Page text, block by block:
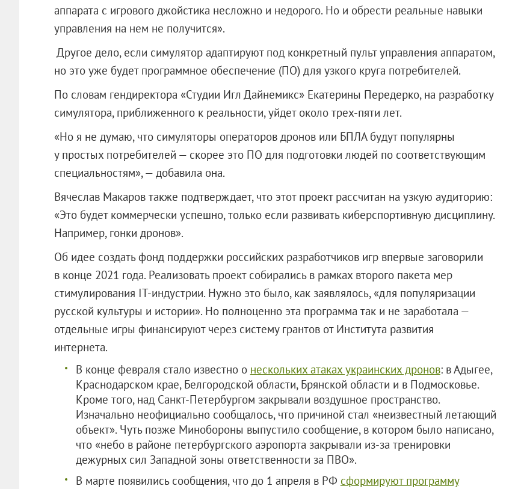
аппарата с игрового джойстика несложно и недорого. Но и обрести реальные навыки
управления на нем не получится».
Другое дело, если симулятор адаптируют под конкретный пульт управления аппаратом,
но это уже будет программное обеспечение (ПО) для узкого круга потребителей.
По словам гендиректора «Студии Игл Дайнемикс» Екатерины Передерко, на разработку
симулятора, приближенного к реальности, уйдет около трех-пяти лет.
«Но я не думаю, что симуляторы операторов дронов или БПЛА будут популярны
у простых потребителей — скорее это ПО для подготовки людей по соответствующим
специальностям», — добавила она.
Вячеслав Макаров также подтверждает, что этот проект рассчитан на узкую аудиторию:
«Это будет коммерчески успешно, только если развивать киберспортивную дисциплину.
Например, гонки дронов».
Об идее создать фонд поддержки российских разработчиков игр впервые заговорили
в конце 2021 года. Реализовать проект собирались в рамках второго пакета мер
стимулирования IT-индустрии. Нужно это было, как заявлялось, «для популяризации
русской культуры и истории». Но полноценно эта программа так и не заработала —
отдельные игры финансируют через систему грантов от Института развития
интернета.
В конце февраля стало известно о нескольких атаках украинских дронов: в Адыгее,
Краснодарском крае, Белгородской области, Брянской области и в Подмосковье.
Кроме того, над Санкт-Петербургом закрывали воздушное пространство.
Изначально неофициально сообщалось, что причиной стал «неизвестный летающий
объект». Чуть позже Минобороны выпустило сообщение, в котором было написано,
что «небо в районе петербургского аэропорта закрывали из-за тренировки
дежурных сил Западной зоны ответственности за ПВО».
В марте появились сообщения, что до 1 апреля в РФ сформируют программу